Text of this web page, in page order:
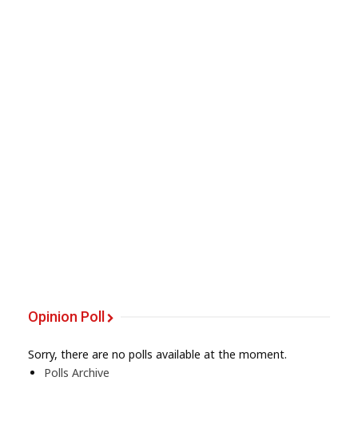
Opinion Poll
Sorry, there are no polls available at the moment.
Polls Archive